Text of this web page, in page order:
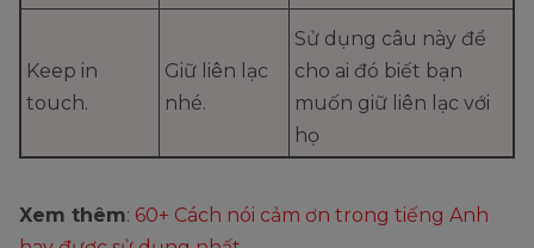
Keep in
touch.
Giữ liên lạc
nhé.
Sử dụng câu này để
cho ai đó biết bạn
muốn giữ liên lạc với
họ
Xem thêm: 60+ Cách nói cảm ơn trong tiếng Anh